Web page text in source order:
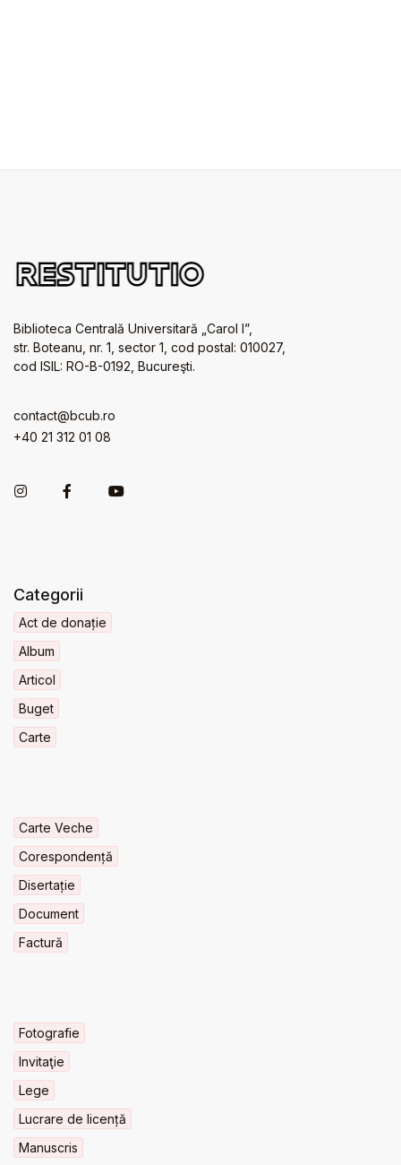
Biblioteca Centrală Universitară „Carol I”,
str. Boteanu, nr. 1, sector 1, cod postal: 010027,
cod ISIL: RO-B-0192, Bucureşti.
contact@bcub.ro
+40 21 312 01 08
Categorii
Act de donație
Album
Articol
Buget
Carte
Carte Veche
Corespondență
Disertație
Document
Factură
Fotografie
Invitaţie
Lege
Lucrare de licență
Manuscris